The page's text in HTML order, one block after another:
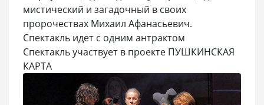
мистический и загадочный в своих
пророчествах Михаил Афанасьевич.
Спектакль идет с одним антрактом
Спектакль участвует в проекте ПУШКИНСКАЯ
КАРТА